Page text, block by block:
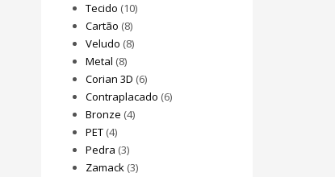
Tecido (10)
Cartão (8)
Veludo (8)
Metal (8)
Corian 3D (6)
Contraplacado (6)
Bronze (4)
PET(4)
Pedra (3)
Zamack(3)